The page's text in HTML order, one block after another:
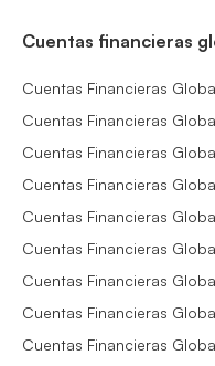
Cuentas financieras
Cuentas Financieras
Cuentas Financieras
Cuentas Financieras
Cuentas Financieras
Cuentas Financieras
Cuentas Financieras
Cuentas Financieras
Cuentas Financieras
Cuentas Financieras